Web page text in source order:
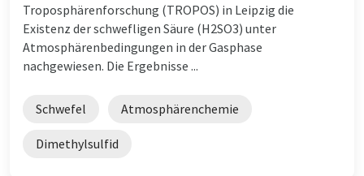
Troposphärenforschung (TROPOS) in Leipzig die
Existenz der schwefligen Säure (H2SO3) unter
Atmosphärenbedingungen in der Gasphase
nachgewiesen. Die Ergebnisse ...
Schwefel Atmosphärenchemie
Dimethylsulfid